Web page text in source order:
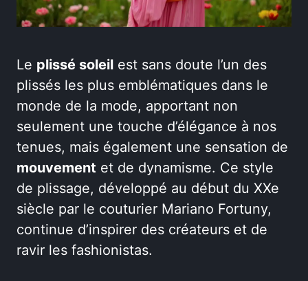
Le plissé soleil est sans doute l’un des
plissés les plus emblématiques dans le
monde de la mode, apportant non
seulement une touche d’élégance à nos
tenues, mais également une sensation de
mouvement et de dynamisme. Ce style
de plissage, développé au début du XXe
siècle par le couturier Mariano Fortuny,
continue d’inspirer des créateurs et de
ravir les fashionistas.